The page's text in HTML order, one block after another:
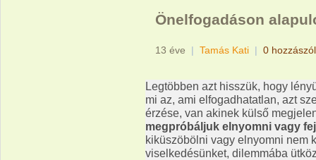
Önelfogadáson
13 éve | Tamás Kati | 0
Legtöbben azt hisszük, hogy
mi az, ami elfogadhatatlan, azt
érzése, van akinek külső
megpróbáljuk elnyomni vagy
kiküszöbölni vagy elnyomni nem
viselkedésünket, dilemmába